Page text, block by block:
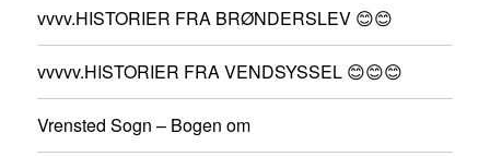
vvvv.HISTORIER FRA BRØNDERSLEV 😊😊
vvvvv.HISTORIER FRA VENDSYSSEL 😊😊😊
Vrensted Sogn – Bogen om